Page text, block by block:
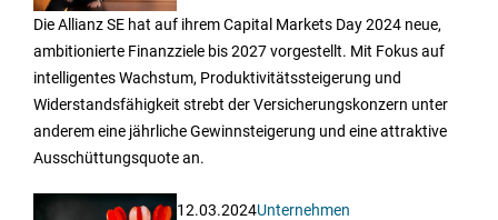
Die Allianz SE hat auf ihrem Capital Markets Day 2024 neue,
ambitionierte Finanzziele bis 2027 vorgestellt. Mit Fokus auf
intelligentes Wachstum, Produktivitätssteigerung und
Widerstandsfähigkeit strebt der Versicherungskonzern unter
anderem eine jährliche Gewinnsteigerung und eine attraktive
Ausschüttungsquote an.
12.03.2024Unternehmen